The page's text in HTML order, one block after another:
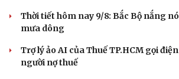
Thời tiết hôm nay 9/8: Bắc Bộ nắng
mưa dông
Trợ lý ảo AI của Thuế TP.HCM gọi
người nợ thuế